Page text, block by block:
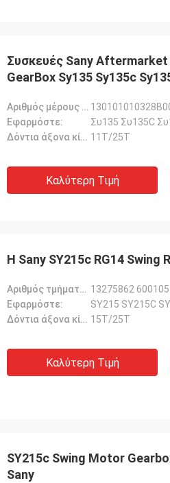
Συσκευές Sany
GearBox Sy135 Sy135c
Αριθμός μέρους 60042755r::
Εφαρμόστε:
Συ135 Συ135C
Δόντια άξονα κίνησης: 11Τ/25Τ
Καλύτερη Τιμή
Η Sany SY215c RG14 Swing
Αριθμός τμήματος:: 13275862
Εφαρμόστε:
SY215 SY215C
Δόντια άξονα κίνησης: 15T/25T
Καλύτερη Τιμή
SY215c Swing Motor
Sany